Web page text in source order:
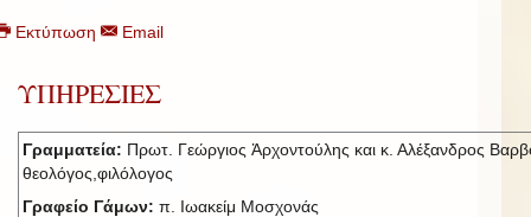
Εκτύπωση Email
ΥΠΗΡΕΣΙΕΣ
Γραμματεία: Πρωτ. Γεώργιος Ἀρχοντούλης και κ. Αλέξανδρος
θεολόγος,φιλόλογος
Γραφείο Γάμων: π. Ιωακείμ Μοσχονάς